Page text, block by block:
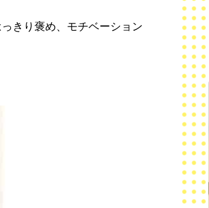
きり褒め、モチベーション